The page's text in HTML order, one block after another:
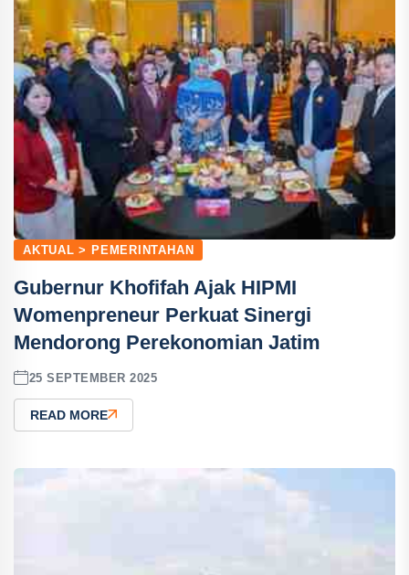
AKTUAL > PEMERINTAHAN
Gubernur Khofifah Ajak HIPMI
Womenpreneur Perkuat Sinergi
Mendorong Perekonomian Jatim
25 SEPTEMBER 2025
READ MORE